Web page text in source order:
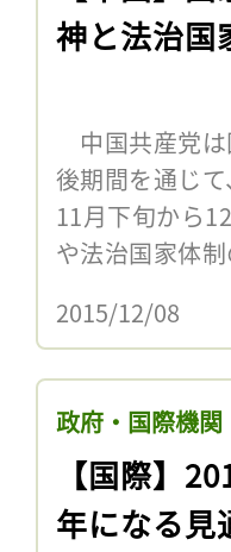
神と法治国
中国共産党は
後期間を通じ
11月下旬から
や法治国家体
2015/12/08
政府・国際機関
【国際】
年になる見